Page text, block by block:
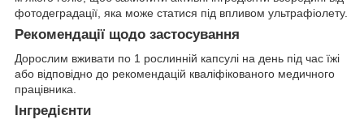
фотодеградації, яка може статися під впливом ультрафіолету.
Рекомендації щодо застосування
Дорослим вживати по 1 рослинній капсулі на день під час їжі
або відповідно до рекомендацій кваліфікованого медичного
працівника.
Інгредієнти